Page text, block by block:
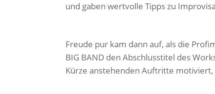
und gaben wertvolle Tipps zu
Freude pur kam dann auf, als die
BIG BAND den Abschlusstitel des
Kürze anstehenden Auftritte